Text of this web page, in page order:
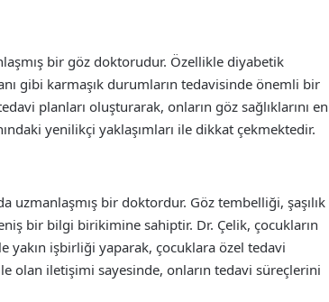
bir göz doktorudur. Özellikle diyabetik
gibi karmaşık durumların tedavisinde önemli bir
planları oluşturarak, onların göz sağlıklarını en
yenilikçi yaklaşımları ile dikkat çekmektedir.
uzmanlaşmış bir doktordur. Göz tembelliği, şaşılık
bir bilgi birikimine sahiptir. Dr. Çelik, çocukların
yakın işbirliği yaparak, çocuklara özel tedavi
olan iletişimi sayesinde, onların tedavi süreçlerini